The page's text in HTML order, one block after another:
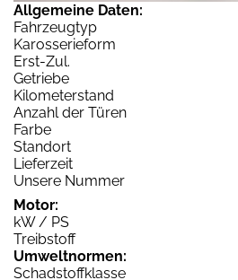
Allgemeine Daten:
Fahrzeugtyp
Karosserieform
Erst-Zul.
Getriebe
Kilometerstand
Anzahl der Türen
Farbe
Standort
Lieferzeit
Unsere Nummer
Motor:
kW / PS
Treibstoff
Umweltnormen:
Schadstoffklasse